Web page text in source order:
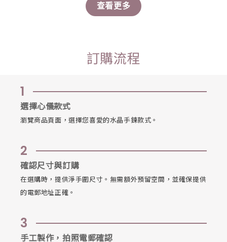
查看更多
訂購流程
1
選擇心儀款式
瀏覽商品頁面，選擇您喜愛的水晶手鍊款式。
2
確認尺寸與訂購
在選購時，提供淨手圍尺寸。無需額外預留空間，並確保提供
的電郵地址正確。
3
手工製作，拍照電郵確認